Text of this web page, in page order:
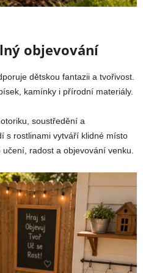
objevování
dětskou fantazii a tvořivost.
kamínky i přírodní materiály.
soustředění a
s rostlinami vytváří klidné místo
radost a objevování venku.